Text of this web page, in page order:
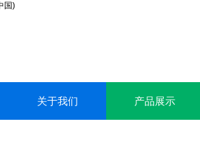
关于我们 产品展示